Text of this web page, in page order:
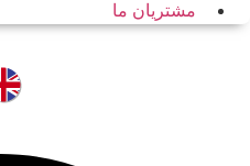
مشتریان ما